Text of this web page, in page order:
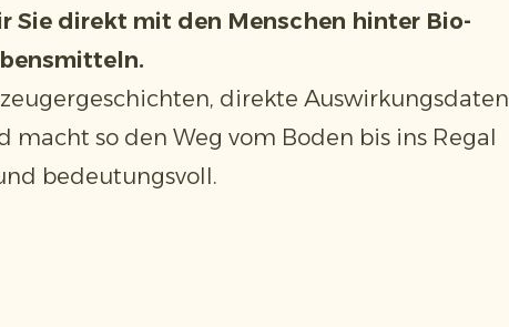
Sie direkt mit den Menschen hinter Bio-
direkte Auswirkungsdaten
so den Weg vom Boden bis ins Regal
bedeutungsvoll.